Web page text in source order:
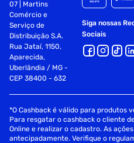
07 | Martins
Comércio e
Serviço de
Distribuição S.A.
Rua Jataí, 1150,
Aparecida,
Uberlândia / MG -
CEP 38400 - 632
Siga nossas
Sociais
*O Cashback é válido para produtos
Para resgatar o cashback o cliente
Online e realizar o cadastro. As
antecipadamente. Verifique o